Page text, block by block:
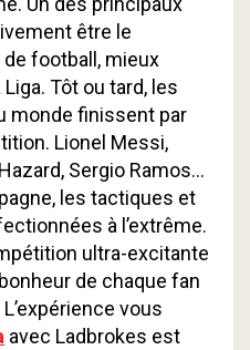
être le
de football, mieux
Tôt ou tard, les
monde finissent par
Lionel Messi,
Sergio Ramos…
les tactiques et
à l’extrême.
ultra-excitante
de chaque fan
vous
avec Ladbrokes est